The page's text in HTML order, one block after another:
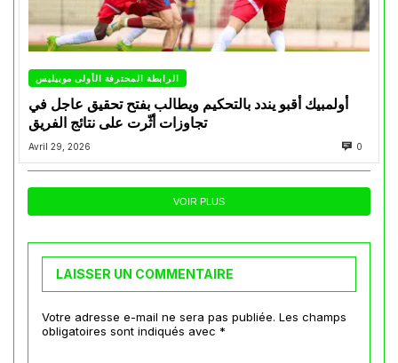
الرابطة المحترفة الأولى موبيليس
أولمبيك أقبو يندد بالتحكيم ويطالب بفتح تحقيق عاجل في
تجاوزات أثّرت على نتائج الفريق
Avril 29, 2026 0
VOIR PLUS
LAISSER UN COMMENTAIRE
Votre adresse e-mail ne sera pas publiée. Les champs
obligatoires sont indiqués avec *